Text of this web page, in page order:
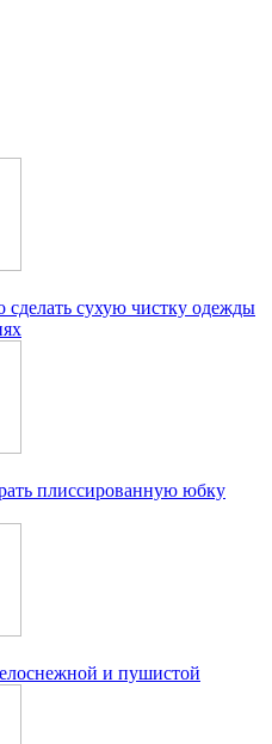
сделать сухую чистку одежды
плиссированную юбку
и пушистой